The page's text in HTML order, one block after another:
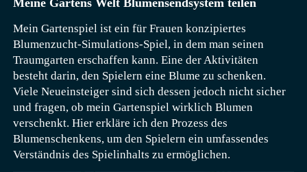
kannst. - 37 Arten von Kleidern und Accessoires:
Sonnenbrillen, Sportshirts, Prinzessinnenkleider,
Regenbogenhandtaschen usw. - 20 Arten von leckerem
Essen: Sandwiches, gegrilltes Hähnchen, Eiscreme,
Kuchenrollen, Kaffee usw. - 20 Arten von
Haushaltsartikeln: Kühlschränke, Öfen,
Kaffeemaschinen, Saftpresse, Getränkeautomaten usw.
Über BabyBus ————— Bei BabyBus widmen wir
uns dem Anregen von Kinderns Kreativität, Fantasie
und Neugier und gestalten unsere Produkte aus der
Perspektive der Kinder, um ihnen zu helfen, die Welt
Mein Gartenspiel ist ein für Frauen konzipiertes
Blumenzucht-Simulations-Spiel, in dem man seinen
Traumgarten erschaffen kann. Eine der Aktivitäten
besteht darin, den Spielern eine Blume zu schenken.
Viele Neueinsteiger sind sich dessen jedoch nicht sicher
und fragen, ob mein Gartenspiel wirklich Blumen
verschenkt. Hier erkläre ich den Prozess des
Blumenschenkens, um den Spielern ein umfassendes
Verständnis des Spielinhalts zu ermöglichen.